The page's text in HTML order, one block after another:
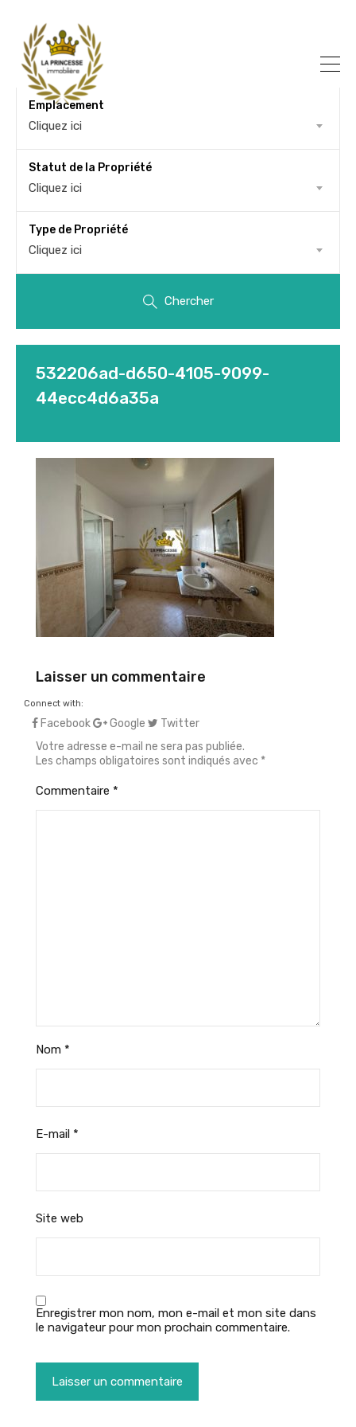
Emplacement
Cliquez ici
Statut de la Propriété
Cliquez ici
Type de Propriété
Cliquez ici
Chercher
532206ad-d650-4105-9099-
44ecc4d6a35a
Laisser un commentaire
Connect with:
Facebook Google
Twitter
Votre adresse e-mail ne sera pas publiée.
Les champs obligatoires sont indiqués avec *
Commentaire *
Nom *
E-mail *
Site web
Enregistrer mon nom, mon e-mail et mon site dans
le navigateur pour mon prochain commentaire.